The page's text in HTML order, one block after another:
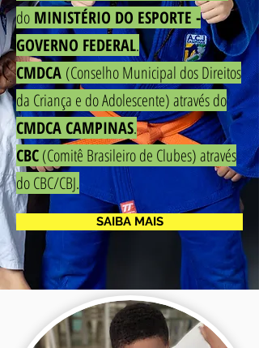
do MINISTÉRIO DO ESPORTE -
GOVERNO FEDERAL.
CMDCA (Conselho Municipal dos Direitos
da Criança e do Adolescente) através do
CMDCA CAMPINAS.
CBC(Comitê Brasileiro de Clubes) através
do CBC/CBJ.
SAIBA MAIS